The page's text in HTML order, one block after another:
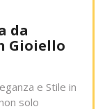
da
Gioiello
e Stile in
solo